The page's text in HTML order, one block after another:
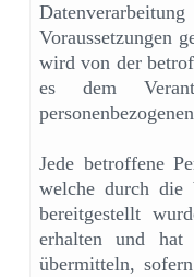
Voraussetzungen
wird von der
es dem
Jede betroffene
welche durch die
bereitgestellt
erhalten und
übermitteln,